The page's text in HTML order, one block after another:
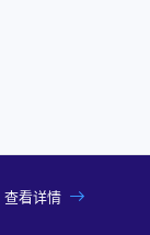
查看详情